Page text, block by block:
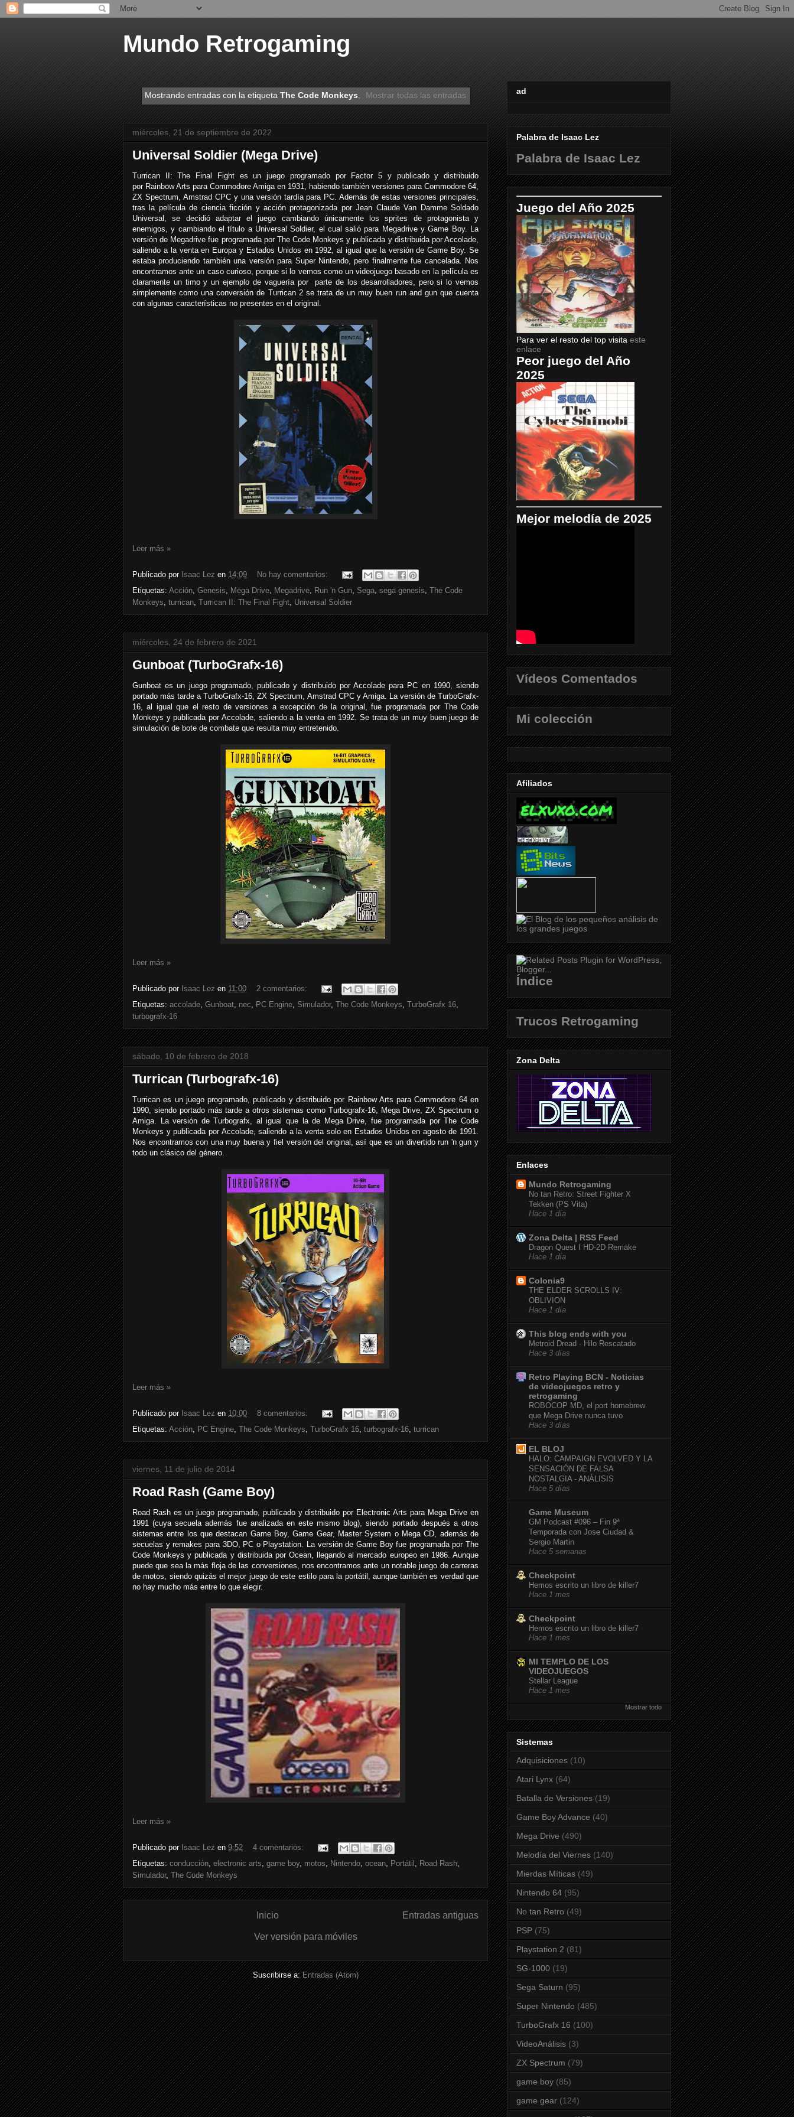
Mundo Retrogaming
Mostrando entradas con la etiqueta The Code Monkeys. Mostrar todas las entradas
miércoles, 21 de septiembre de 2022
Universal Soldier (Mega Drive)
Turrican II: The Final Fight es un juego programado por Factor 5 y publicado y distribuido
por Rainbow Arts para Commodore Amiga en 1931, habiendo también versiones para Commodore 64,
ZX Spectrum, Amstrad CPC y una versión tardía para PC. Además de estas versiones principales,
tras la película de ciencia ficción y acción protagonizada por Jean Claude Van Damme Soldado
Universal, se decidió adaptar el juego cambiando únicamente los sprites de protagonista y
enemigos, y cambiando el título a Universal Soldier, el cual salió para Megadrive y Game Boy. La
versión de Megadrive fue programada por The Code Monkeys y publicada y distribuida por Accolade,
saliendo a la venta en Europa y Estados Unidos en 1992, al igual que la versión de Game Boy. Se
estaba produciendo también una versión para Super Nintendo, pero finalmente fue cancelada. Nos
encontramos ante un caso curioso, porque si lo vemos como un videojuego basado en la película es
claramente un timo y un ejemplo de vaguería por parte de los desarrolladores, pero si lo vemos
simplemente como una conversión de Turrican 2 se trata de un muy buen run and gun que cuenta
con algunas características no presentes en el original.
Leer más »
Publicado por Isaac Lez en 14:09
No hay comentarios:
Etiquetas: Acción Genesis Mega Drive Megadrive Run 'n Gun Sega sega genesis The Code
Monkeys turrican Turrican II: The Final Fight Universal Soldier
miércoles, 24 de febrero de 2021
Gunboat (TurboGrafx-16)
Gunboat es un juego programado, publicado y distribuido por Accolade para PC en 1990, siendo
portado más tarde a TurboGrafx-16, ZX Spectrum, Amstrad CPC y Amiga. La versión de TurboGrafx-
16, al igual que el resto de versiones a excepción de la original, fue programada por The Code
Monkeys y publicada por Accolade, saliendo a la venta en 1992. Se trata de un muy buen juego de
simulación de bote de combate que resulta muy entretenido.
Leer más »
Publicado por Isaac Lez en 11:00
2 comentarios:
Etiquetas: accolade Gunboat nec PC Engine Simulador, The Code Monkeys TurboGrafx 16
turbografx-16
sábado, 10 de febrero de 2018
Turrican (Turbografx-16)
Turrican es un juego programado, publicado y distribuido por Rainbow Arts para Commodore 64 en
1990, siendo portado más tarde a otros sistemas como Turbografx-16, Mega Drive, ZX Spectrum o
Amiga. La versión de Turbografx, al igual que la de Mega Drive, fue programada por The Code
Monkeys y publicada por Accolade, saliendo a la venta solo en Estados Unidos en agosto de 1991.
Nos encontramos con una muy buena y fiel versión del original, así que es un divertido run 'n gun y
todo un clásico del género.
Leer más »
Publicado por Isaac Lez en 10:00
8 comentarios:
Etiquetas: Acción PC Engine The Code Monkeys TurboGrafx 16 turbografx-16 turrican
viernes, 11 de julio de 2014
Road Rash (Game Boy)
Road Rash es un juego programado, publicado y distribuido por Electronic Arts para Mega Drive en
1991 (cuya secuela además fue analizada en este mismo blog), siendo portado después a otros
sistemas entre los que destacan Game Boy, Game Gear, Master System o Mega CD, además de
secuelas y remakes para 3DO, PC o Playstation. La versión de Game Boy fue programada por The
Code Monkeys y publicada y distribuida por Ocean, llegando al mercado europeo en 1986. Aunque
puede que sea la más floja de las conversiones, nos encontramos ante un notable juego de carreras
de motos, siendo quizás el mejor juego de este estilo para la portátil, aunque también es verdad que
no hay mucho más entre lo que elegir.
Leer más »
Publicado por Isaac Lez en 9:52
4 comentarios:
Etiquetas: conducción electronic arts game boy, motos Nintendo ocean Portátil Road Rash
Simulador, The Code Monkeys
Entradas antiguas
Inicio
Ver versión para móviles
Suscribirse a:Entradas (Atom)
ad
Palabra de Isaac Lez
Palabra de Isaac Lez
Juego del Año 2025
Para ver el resto del top visita este
enlace
Peor juego del Año
2025
Mejor melodía de 2025
Vídeos Comentados
Mi colección
Afiliados
Índice
Trucos Retrogaming
Zona Delta
Enlaces
Mundo Retrogaming
No tan Retro: Street Fighter X
Tekken (PS Vita)
Hace 1 día
Zona Delta | RSS Feed
Dragon Quest I HD-2D Remake
Hace 1 día
Colonia9
THE ELDER SCROLLS IV:
OBLIVION
Hace 1 día
This blog ends with you
Metroid Dread - Hilo Rescatado
Hace 3 días
Retro Playing BCN - Noticias
de videojuegos retro y
retrogaming
ROBOCOP MD, el port homebrew
que Mega Drive nunca tuvo
Hace 3 días
EL BLOJ
HALO: CAMPAIGN EVOLVED Y LA
SENSACIÓN DE FALSA
NOSTALGIA - ANÁLISIS
Hace 5 días
Game Museum
GM Podcast #096 – Fin 9ª
Temporada con Jose Ciudad &
Sergio Martin
Hace 5 semanas
Checkpoint
Hemos escrito un libro de killer7
Hace 1 mes
Checkpoint
Hemos escrito un libro de killer7
Hace 1 mes
MI TEMPLO DE LOS
VIDEOJUEGOS
Stellar League
Hace 1 mes
Mostrar todo
Sistemas
Adquisiciones (10)
Atari Lynx (64)
Batalla de Versiones (19)
Game Boy Advance (40)
Mega Drive (490)
Melodía del Viernes (140)
Mierdas Míticas (49)
Nintendo 64 (95)
No tan Retro (49)
PSP (75)
Playstation 2 (81)
SG-1000 (19)
Sega Saturn (95)
Super Nintendo (485)
TurboGrafx 16 (100)
VideoAnálisis (3)
ZX Spectrum (79)
game boy (85)
game gear (124)